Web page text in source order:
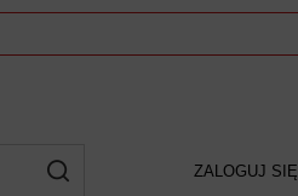
ZALOGUJ SIĘ